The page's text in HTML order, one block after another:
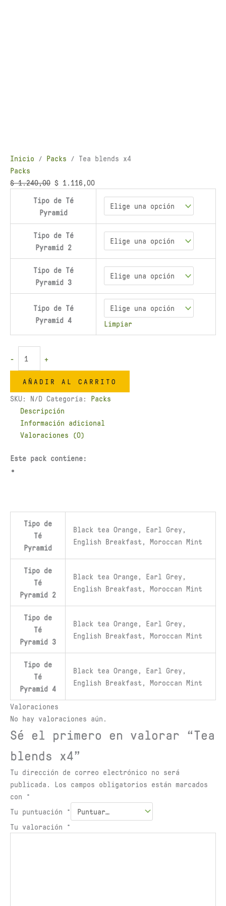
Inicio / Packs / Tea blends x4
Packs
$1.240,00 $ 1.116,00
Tipo de Té
Pyramid
Tipo de Té
Pyramid 2
Tipo de Té
Pyramid 3
Tipo de Té
Pyramid 4
Limpiar
- +
AÑADIR AL CARRITO
SKU: N/D Categoría: Packs
Descripción
Información adicional
Valoraciones (0)
Este pack contiene:
Tipo de
Té
Pyramid
Black tea Orange, Earl Grey,
English Breakfast, Moroccan Mint
Tipo de
Té
Pyramid 2
Black tea Orange, Earl Grey,
English Breakfast, Moroccan Mint
Tipo de
Té
Pyramid 3
Black tea Orange, Earl Grey,
English Breakfast, Moroccan Mint
Tipo de
Té
Pyramid 4
Black tea Orange, Earl Grey,
English Breakfast, Moroccan Mint
Valoraciones
No hay valoraciones aún.
Sé el primero en valorar “Tea
blends x4”
Tu dirección de correo electrónico no será
publicada. Los campos obligatorios están marcados
con *
Tu puntuación *
Tu valoración *